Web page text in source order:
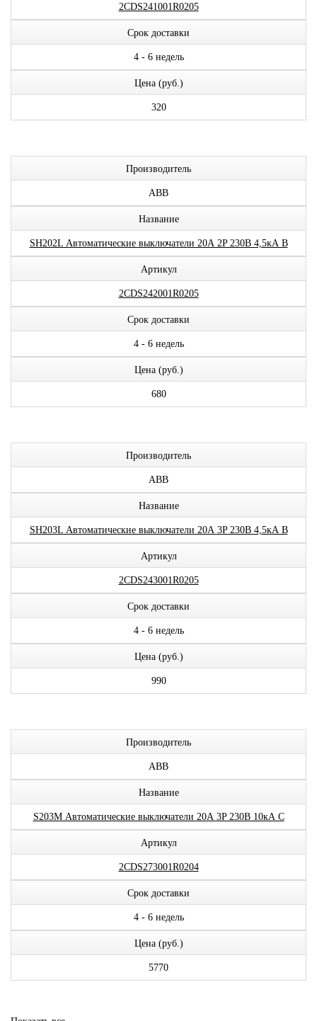
2CDS241001R0205
Срок доставки
4 - 6 недель
Цена (руб.)
320
Производитель
ABB
Название
SH202L Автоматические выключатели 20А 2P 230В 4,5кА B
Артикул
2CDS242001R0205
Срок доставки
4 - 6 недель
Цена (руб.)
680
Производитель
ABB
Название
SH203L Автоматические выключатели 20А 3P 230В 4,5кА B
Артикул
2CDS243001R0205
Срок доставки
4 - 6 недель
Цена (руб.)
990
Производитель
ABB
Название
S203M Автоматические выключатели 20А 3P 230В 10кА C
Артикул
2CDS273001R0204
Срок доставки
4 - 6 недель
Цена (руб.)
5770